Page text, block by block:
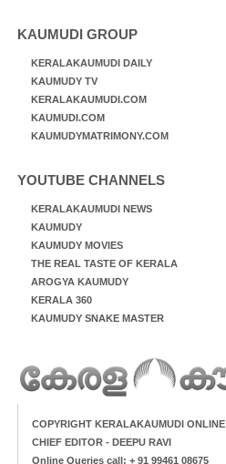
KAUMUDI GROUP
KERALAKAUMUDI DAILY
KAUMUDY TV
KERALAKAUMUDI.COM
KAUMUDI.COM
KAUMUDYMATRIMONY.COM
YOUTUBE CHANNELS
KERALAKAUMUDI NEWS
KAUMUDY
KAUMUDY MOVIES
THE REAL TASTE OF KERALA
AROGYA KAUMUDY
KERALA 360
KAUMUDY SNAKE MASTER
COPYRIGHT KERALAKAUMUDI ONLINE
CHIEF EDITOR - DEEPU RAVI
Online Queries call: + 91 99461 08675